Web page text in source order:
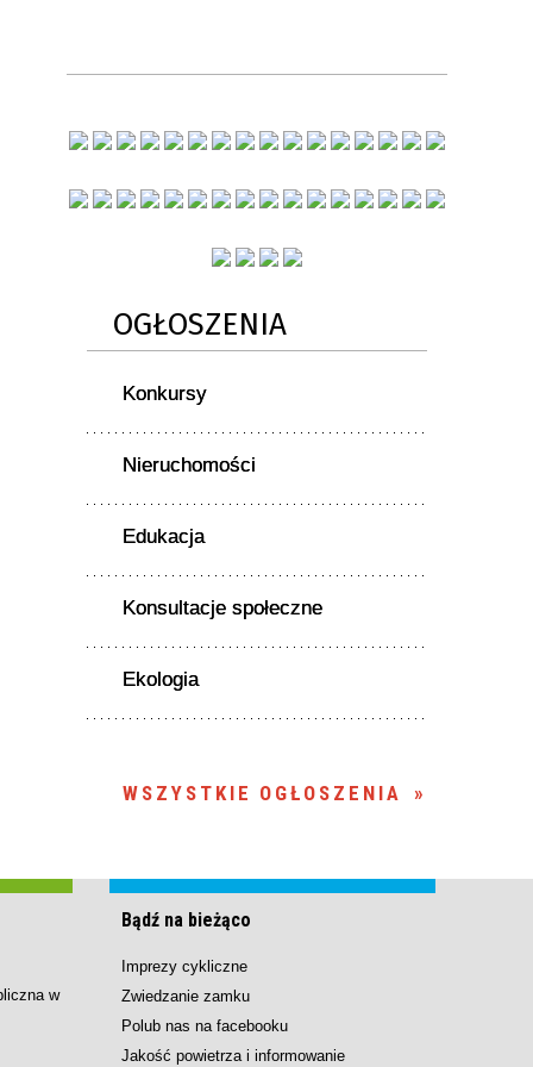
OGŁOSZENIA
Konkursy
Nieruchomości
Edukacja
Konsultacje społeczne
Ekologia
WSZYSTKIE OGŁOSZENIA
w
Bądź na bieżąco
Imprezy cykliczne
Zwiedzanie zamku
Polub nas na facebooku
Jakość powietrza i informowanie